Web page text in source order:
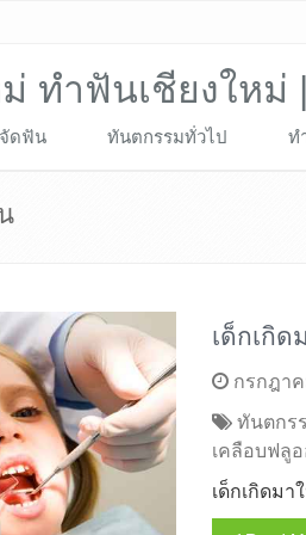
ทำฟันเชียงใหม่
ดฟัน ทันตกรรมทั่วไป ท
เด็กเกิ
กรกฎาค
ทันตกร
เคลือบฟลูอ
เด็กเกิดม